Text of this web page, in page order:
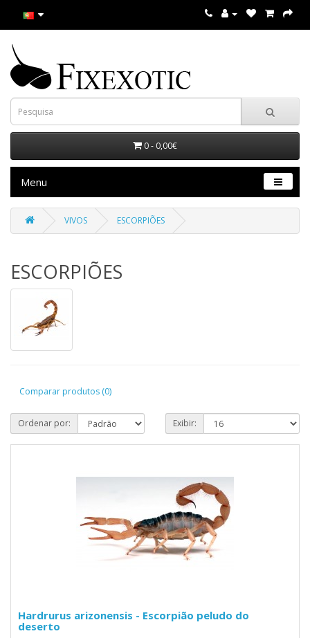
0 - 0,00€
Menu
VIVOS ESCORPIÕES
ESCORPIÕES
Comparar produtos (0)
Ordenar por: Exibir:
Hardrurus arizonensis - Escorpião peludo do
deserto